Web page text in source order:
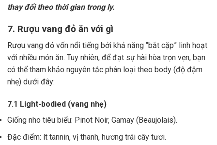
thay đổi theo thời gian trong ly.
7. Rượu vang đỏ ăn với gì
Rượu vang đỏ vốn nổi tiếng bởi khả năng “bắt cặp” linh hoạt
với nhiều món ăn. Tuy nhiên, để đạt sự hài hòa trọn vẹn, bạn
có thể tham khảo nguyên tắc phân loại theo body (độ đậm
nhẹ) dưới đây:
7.1 Light-bodied (vang nhẹ)
Giống nho tiêu biểu: Pinot Noir, Gamay (Beaujolais).
Đặc điểm: ít tannin, vị thanh, hương trái cây tươi.